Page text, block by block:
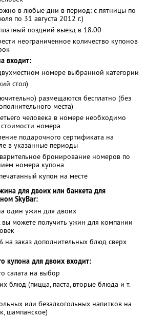
в любые дни в период: с пятницы по
по 31 августа 2012 г.)
поздний выезд в 18.00
неограниченное количество купонов
входит:
номере выбранной категории
стол)
размещаются бесплатно (без
места)
человека в номере необходимо
номера
подарочного сертификата на
в указанные периоды
бронирование номеров по
номера купона
купон на месте
для двоих или банкета для
SkyBаr:
один ужин для двоих
можете получить ужин для компании
на заказ дополнительных блюд сверх
купона для двоих входит:
салата на выбор
блюд (пицца, паста, вторые блюда и т.
или безалкогольных напитков на
шампанское)